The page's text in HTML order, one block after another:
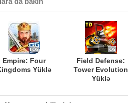
Empire: Four
Yüklə
Field Defense:
Tower Evolution
Yüklə